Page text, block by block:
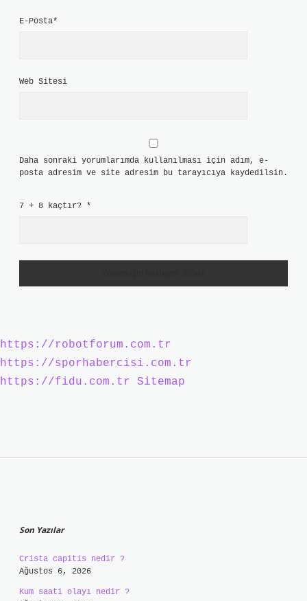
E-Posta*
Web Sitesi
Daha sonraki yorumlarımda kullanılması için adım, e-
posta adresim ve site adresim bu tarayıcıya kaydedilsin.
7 + 8 kaçtır? *
https://robotforum.com.tr
https://sporhabercisi.com.tr
https://fidu.com.tr
Sitemap
Son Yazılar
Crista capitis nedir ?
Ağustos 6, 2026
Kum saati olayı nedir ?